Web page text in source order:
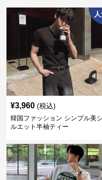
¥3,960 (税込)
韓国ファッション シンプル美シ
ルエット半袖ティー